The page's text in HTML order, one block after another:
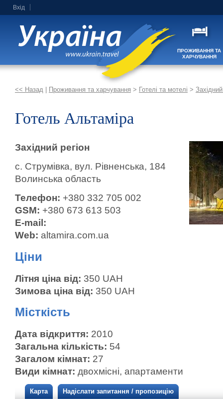
Вхід
ПРОЖИВАННЯ ТА
ХАРЧУВАННЯ
<< Назад Проживання та харчування > Готелі та мотелі > Західний
Готель Альтаміра
Західний регіон
с. Струмівка, вул. Рівненська, 184
Волинська область
Телефон: +380 332 705 002
GSM: +380 673 613 503
E-mail:
Web: altamira.com.ua
Ціни
Літня ціна від: 350 UAH
Зимова ціна від: 350 UAH
Місткість
Дата відкриття: 2010
Загальна кількість: 54
Загалом кімнат: 27
Види кімнат: двохмісні, апартаменти
Карта Надіслати запитання / пропозицію